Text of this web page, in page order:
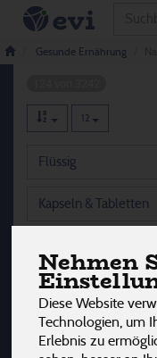
Nehmen
Diese Website
Technologien, um
Erlebnis zu
Gesunde Ernährung
12
Flüssig
Kapseln & Tabletten
Hersteller